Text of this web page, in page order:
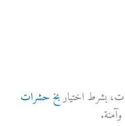
بشرط اختياربخ حشرات